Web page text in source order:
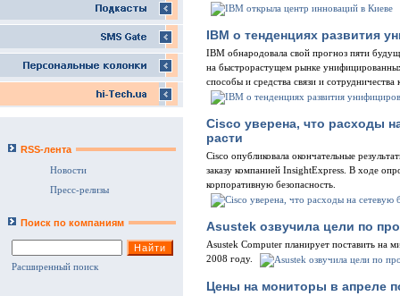
RSS-лента
Новости
Пресс-релизы
Поиск по компаниям
Расширенный поиск
IBM о тенденциях развития
IBM обнародовала свой прогноз пяти
на быстрорастущем рынке
способы и средства связи и
Cisco уверена, что расходы
расти
Cisco опубликовала окончательные
заказу компанией InsightExpress. В ходе
корпоративную безопасность.
Asustek озвучила цели по
Asustek Computer планирует поставить на
2008 году.
Цены на мониторы в апреле